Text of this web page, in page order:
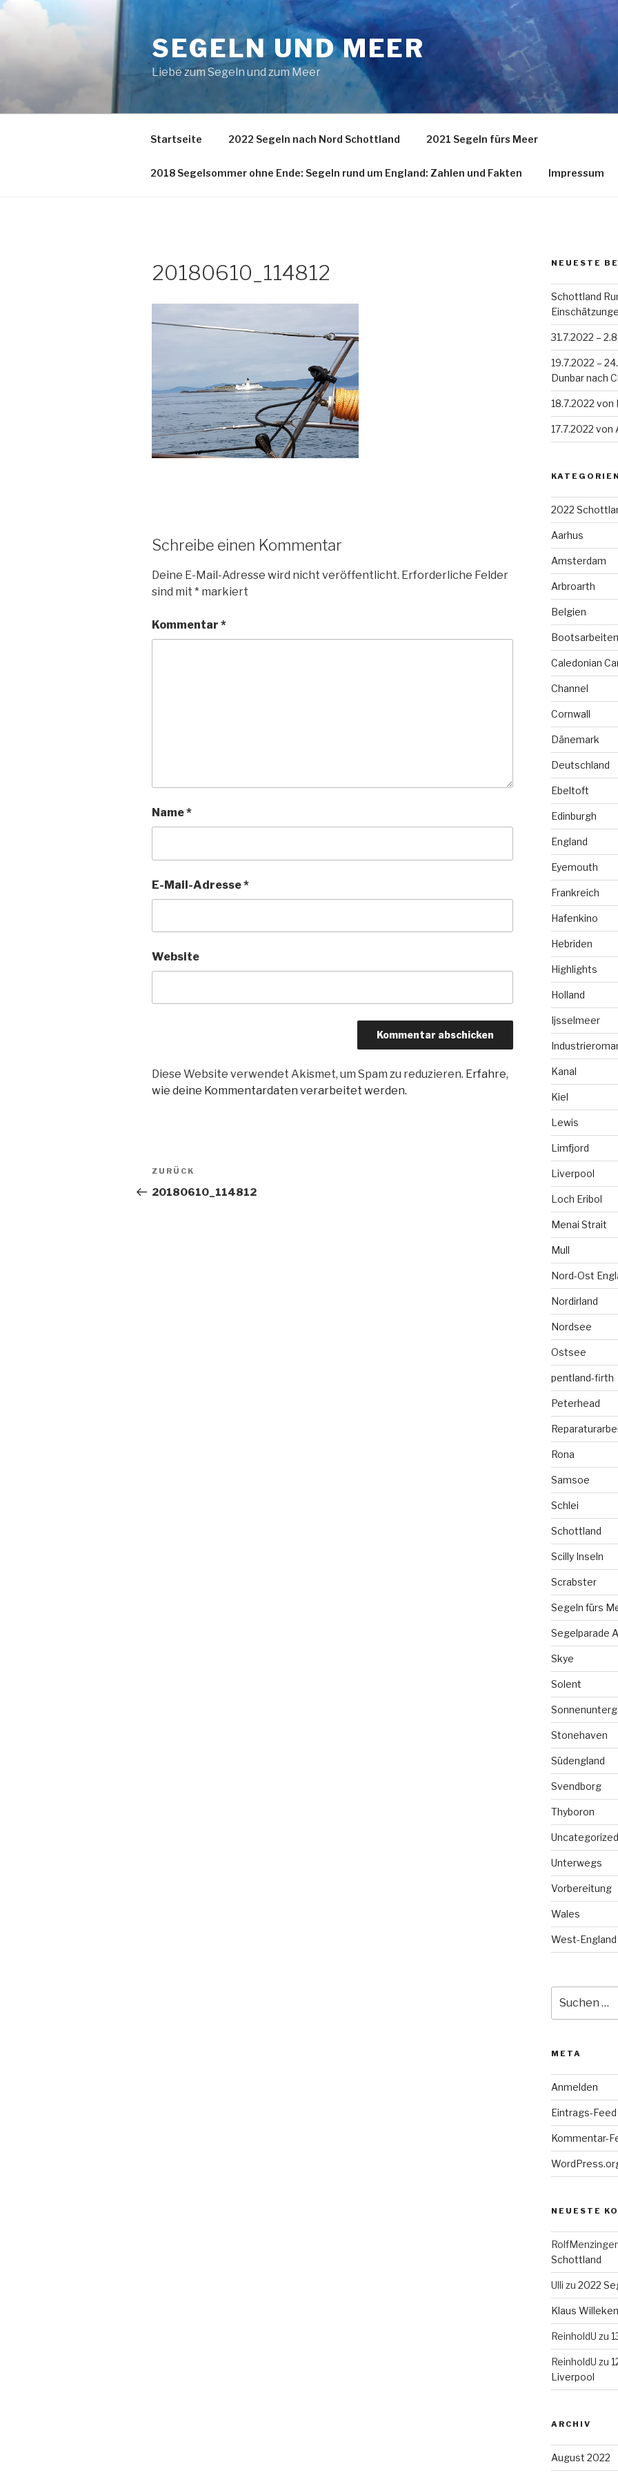
Zum
SEGELN UND MEER
Liebe zum Segeln und zum Meer
Startseite 2022 Segeln nach Nord Schottland 2021 Segeln fürs Meer
2018 Segelsommer ohne Ende: Segeln rund um England: Zahlen und Fakten Impressum
20180610_114812
Schreibe einen Kommentar
Deine E-Mail-Adresse wird nicht veröffentlicht. Erforderliche Felder
sind mit * markiert
Kommentar *
Name*
E-Mail-Adresse*
Website
Diese Website verwendet Akismet, um Spam zu reduzieren. Erfahre,
wie deine Kommentardaten verarbeitet werden.
Beitragsnavigation
Vorheriger
Beitrag
ZURÜCK
20180610_114812
NEUESTE
Schottland
31.7.2022 –
19.7.2022 –
Dunbar nach
18.7.2022 von
17.7.2022
2022
Aarhus
Amsterdam
Arbroarth
Belgien
Bootsarbeiten
Caledonian
Channel
Cornwall
Dänemark
Deutschland
Ebeltoft
Edinburgh
England
Eyemouth
Frankreich
Hafenkino
Hebriden
Highlights
Holland
Ijsselmeer
Kanal
Kiel
Lewis
Limfjord
Liverpool
Loch Eribol
Menai Strait
Mull
Nord-Ost
Nordirland
Nordsee
Ostsee
pentland-firth
Peterhead
Rona
Samsoe
Schlei
Schottland
Scilly Inseln
Scrabster
Segeln fürs
Segelparade
Skye
Solent
Stonehaven
Südengland
Svendborg
Thyboron
Uncategorized
Unterwegs
Vorbereitung
Wales
West-England
nach:
META
Anmelden
Eintrags-Feed
Kommentar-
NEUESTE
RolfMenzinger
Schottland
Ulli zu 2022
Klaus
ReinholdU zu
ReinholdU zu
Liverpool
ARCHIV
August 2022